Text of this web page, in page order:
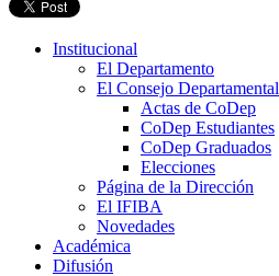
Institucional
El Departamento
El Consejo Departamental
Actas de CoDep
CoDep Estudiantes
CoDep Graduados
Elecciones
Página de la Dirección
El IFIBA
Novedades
Académica
Difusión